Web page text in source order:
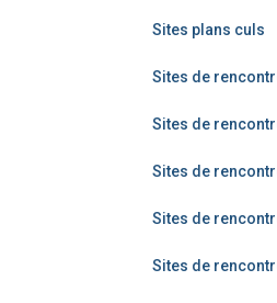
Sites plans culs
Sites de
Sites de
Sites de
Sites de
Sites de